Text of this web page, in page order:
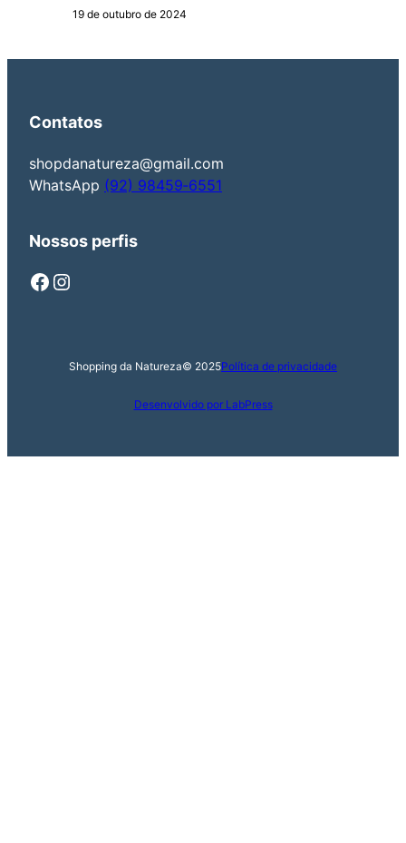
19 de outubro de 2024
Contatos
shopdanatureza@gmail.com
‪WhatsApp (92) 98459‑6551‬
Nossos perfis
Facebook Instagram
Shopping da Natureza© 2025Política de privacidade
Desenvolvido por LabPress